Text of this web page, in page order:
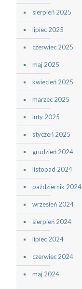
sierpień 2025
lipiec 2025
czerwiec 2025
maj 2025
kwiecień 2025
marzec 2025
luty 2025
styczeń 2025
grudzień 2024
listopad 2024
październik 2024
wrzesień 2024
sierpień 2024
lipiec 2024
czerwiec 2024
maj 2024